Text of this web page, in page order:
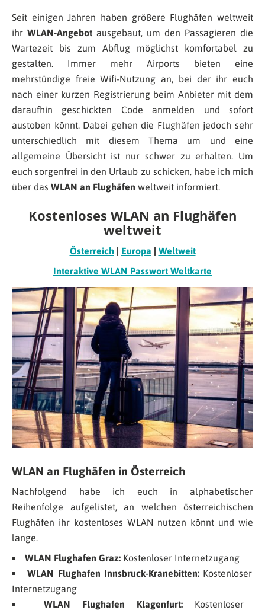
Seit einigen Jahren haben größere Flughäfen weltweit
ihr WLAN-Angebot ausgebaut, um den Passagieren die
Wartezeit bis zum Abflug möglichst komfortabel zu
gestalten. Immer mehr Airports bieten eine
mehrstündige freie Wifi-Nutzung an, bei der ihr euch
nach einer kurzen Registrierung beim Anbieter mit dem
daraufhin geschickten Code anmelden und sofort
austoben könnt. Dabei gehen die Flughäfen jedoch sehr
unterschiedlich mit diesem Thema um und eine
allgemeine Übersicht ist nur schwer zu erhalten. Um
euch sorgenfrei in den Urlaub zu schicken, habe ich mich
über das WLAN an Flughäfen weltweit informiert.
Kostenloses WLAN an Flughäfen
weltweit
Österreich| Europa | Weltweit
Interaktive WLAN Passwort Weltkarte
WLAN an Flughäfen in Österreich
Nachfolgend habe ich euch in alphabetischer
Reihenfolge aufgelistet, an welchen österreichischen
Flughäfen ihr kostenloses WLAN nutzen könnt und wie
lange.
WLAN Flughafen Graz: Kostenloser Internetzugang
WLAN Flughafen Innsbruck-Kranebitten: Kostenloser
Internetzugang
WLAN Flughafen Klagenfurt: Kostenloser